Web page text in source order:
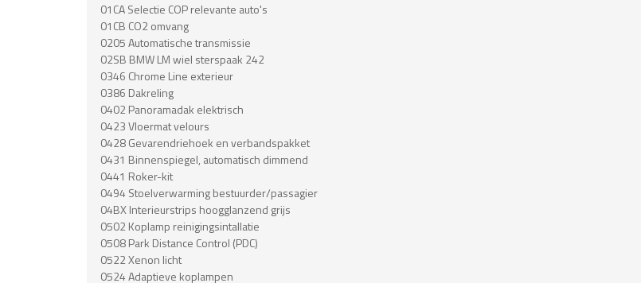
01CA Selectie COP relevante auto's
01CB CO2 omvang
0205 Automatische transmissie
02SB BMW LM wiel sterspaak 242
0346 Chrome Line exterieur
0386 Dakreling
0402 Panoramadak elektrisch
0423 Vloermat velours
0428 Gevarendriehoek en verbandspakket
0431 Binnenspiegel, automatisch dimmend
0441 Roker-kit
0494 Stoelverwarming bestuurder/passagier
04BX Interieurstrips hoogglanzend grijs
0502 Koplamp reinigingsintallatie
0508 Park Distance Control (PDC)
0522 Xenon licht
0524 Adaptieve koplampen